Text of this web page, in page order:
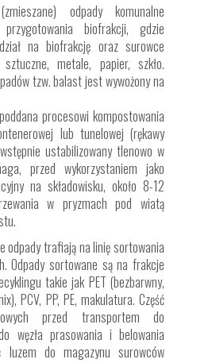
odpady komunalne
biofrakcji, gdzie
na biofrakcję oraz surowce
metale, papier, szkło.
tzw. balast jest wywożony na
procesowi kompostowania
lub tunelowej (rękawy
ustabilizowany tlenowo w
przed wykorzystaniem jako
na składowisku, około 8-12
w pryzmach pod wiatą
odpady trafiają na linię sortowania
Odpady sortowane są na frakcje
takie jak PET (bezbarwny,
PCV, PP, PE, makulatura. Część
przed transportem do
węzła prasowania i belowania
luzem do magazynu surowców